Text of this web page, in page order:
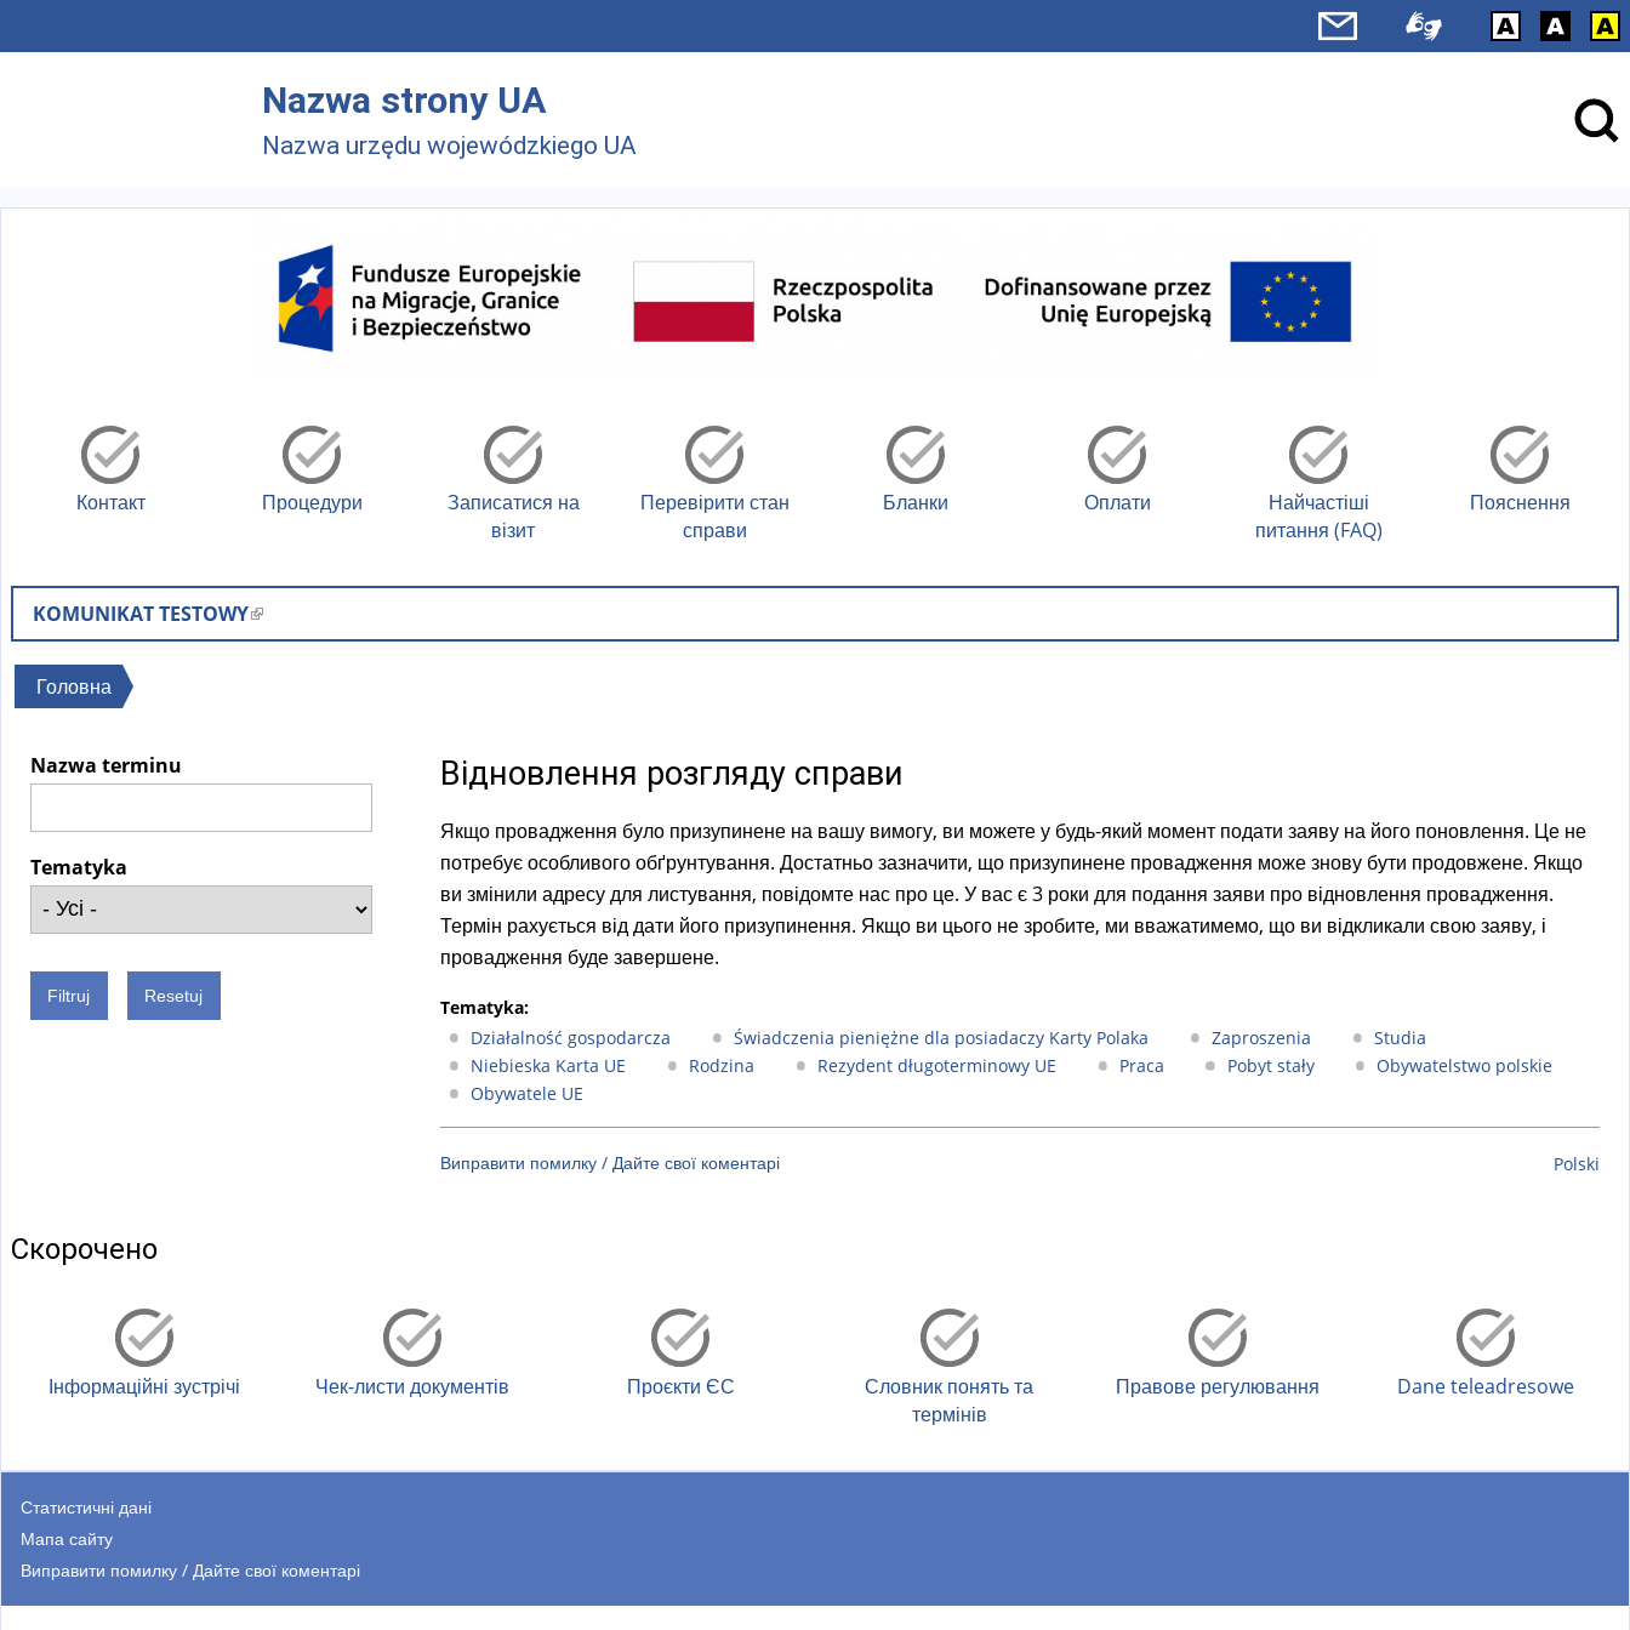
Nazwa strony UA
Nazwa urzędu wojewódzkiego UA
Контакт Процедури
Записатися на
візит
Перевірити стан
справи
Бланки Оплати
Найчастіші
питання (FAQ)
Пояснення
KOMUNIKAT TESTOWY(
l
e
e
Ви
тут
Головна
Nazwa terminu
Tematyka
Відновлення розгляду справи
Якщо провадження було призупинене на вашу вимогу, ви можете у будь-який момент подати заяву на його поновлення. Це не
потребує особливого обґрунтування. Достатньо зазначити, що призупинене провадження може знову бути продовжене. Якщо
ви змінили адресу для листування, повідомте нас про це. У вас є 3 роки для подання заяви про відновлення провадження.
Термін рахується від дати його призупинення. Якщо ви цього не зробите, ми вважатимемо, що ви відкликали свою заяву, і
провадження буде завершене.
Tematyka:
Działalność gospodarcza
Świadczenia pieniężne dla posiadaczy Karty Polaka Zaproszenia
Studia
Niebieska Karta UE
Rodzina Rezydent długoterminowy UE Praca Pobyt stały
Obywatelstwo polskie
Obywatele UE
Виправити помилку / Дайте свої коментарі Polski
Скорочено
Інформаційні зустрічі Чек-листи документів Проєкти ЄС
Словник понять та
термінів
Правове регулювання Dane teleadresowe
Статистичні дані
Мапа сайту
Виправити помилку / Дайте свої коментарі